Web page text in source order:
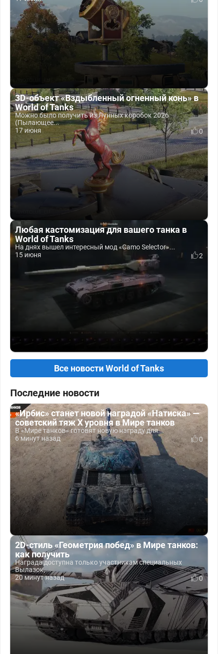
3D-объект «Вздыбленный огненный конь» в
World of Tanks
Можно было получить из Лунных коробок 2026
(Пылающее...
17 июня
0
Любая кастомизация для вашего танка в
World of Tanks
На днях вышел интересный мод «Camo Selector»...
15 июня
2
Все новости World of Tanks
Последние новости
«Ирбис» станет новой наградой «Натиска» —
советский тяж X уровня в Мире танков
В «Мире танков» готовят новую награду для...
6 минут назад
0
2D-стиль «Геометрия побед» в Мире танков:
как получить
Награда доступна только участникам специальных
Вылазок,...
20 минут назад
0